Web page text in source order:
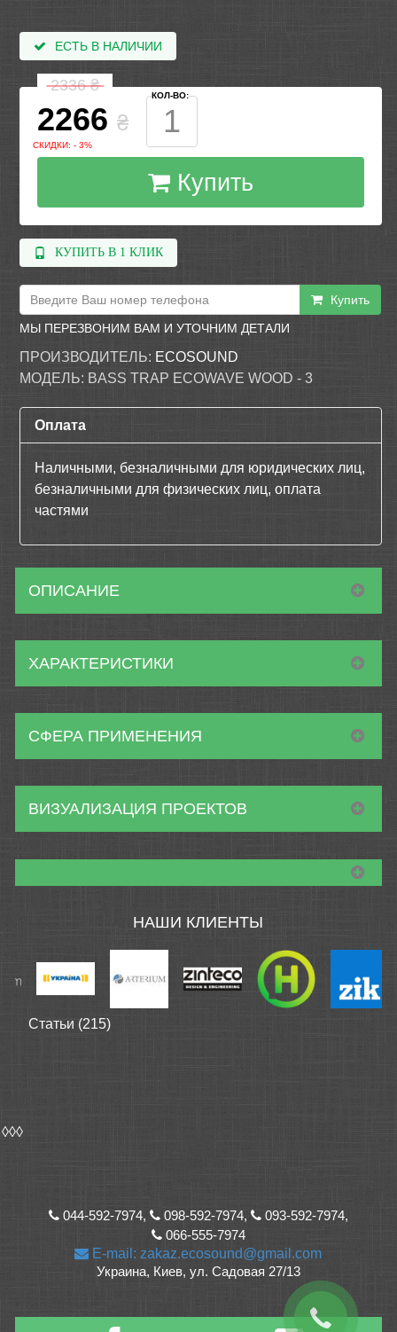
ЕСТЬ В НАЛИЧИИ
2336₴
2266 ₴
СКИДКИ: - 3%
КОЛ-ВО:
Купить
КУПИТЬ В 1 КЛИК
Купить
МЫ ПЕРЕЗВОНИМ ВАМ И УТОЧНИМ ДЕТАЛИ
ПРОИЗВОДИТЕЛЬ: ECOSOUND
МОДЕЛЬ: BASS TRAP ECOWAVE WOOD - 3
Оплата
Наличными, безналичными для юридических лиц,
безналичными для физических лиц, оплата
частями
ОПИСАНИЕ
ХАРАКТЕРИСТИКИ
СФЕРА ПРИМЕНЕНИЯ
ВИЗУАЛИЗАЦИЯ ПРОЕКТОВ
НАШИ КЛИЕНТЫ
Статьи (215)
◊◊◊
044-592-7974, 098-592-7974,
093-592-7974,
066-555-7974
E-mail: zakaz.ecosound@gmail.com
Украина, Киев, ул. Садовая 27/13